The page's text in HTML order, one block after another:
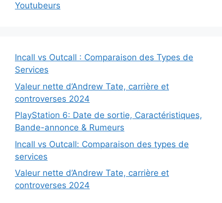
Youtubeurs
Incall vs Outcall : Comparaison des Types de
Services
Valeur nette d’Andrew Tate, carrière et
controverses 2024
PlayStation 6: Date de sortie, Caractéristiques,
Bande-annonce & Rumeurs
Incall vs Outcall: Comparaison des types de
services
Valeur nette d’Andrew Tate, carrière et
controverses 2024